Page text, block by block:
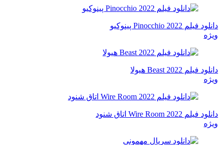
دانلود فیلم Pinocchio 2022 پینوکیو
ویژه
دانلود فیلم Beast 2022 هیولا
ویژه
دانلود فیلم Wire Room 2022 اتاق شنود
ویژه